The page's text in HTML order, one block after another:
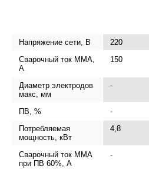
Напряжение сети, В 220
Сварочный ток MMA,
А
150
Диаметр электродов
макс, мм
-
ПВ, % -
Потребляемая
мощность, кВт
4,8
Сварочный ток MMA
при ПВ 60%, А
-